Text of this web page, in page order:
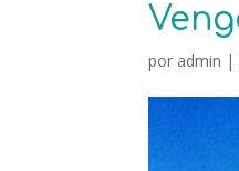
por admin |